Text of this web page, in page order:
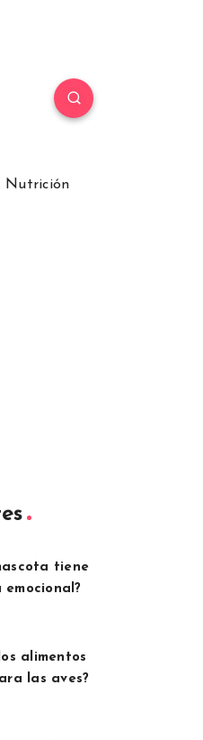
Nutrición
tiene
alimentos
las aves?